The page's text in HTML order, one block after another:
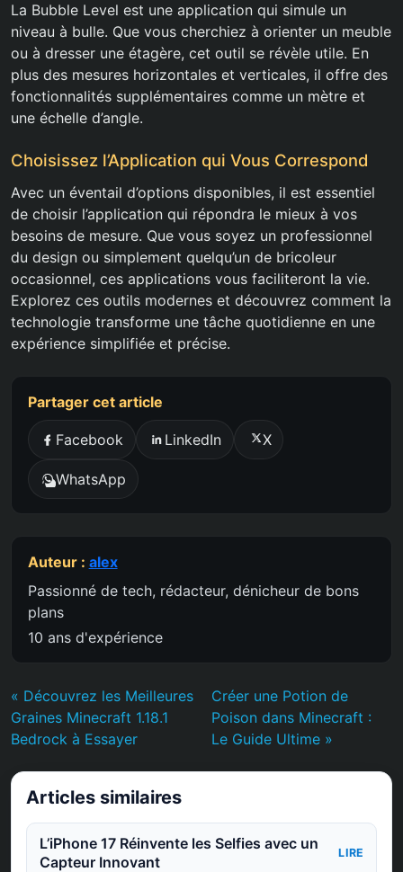
La Bubble Level est une application qui simule un
niveau à bulle. Que vous cherchiez à orienter un meuble
ou à dresser une étagère, cet outil se révèle utile. En
plus des mesures horizontales et verticales, il offre des
fonctionnalités supplémentaires comme un mètre et
une échelle d’angle.
Choisissez l’Application qui Vous Correspond
Avec un éventail d’options disponibles, il est essentiel
de choisir l’application qui répondra le mieux à vos
besoins de mesure. Que vous soyez un professionnel
du design ou simplement quelqu’un de bricoleur
occasionnel, ces applications vous faciliteront la vie.
Explorez ces outils modernes et découvrez comment la
technologie transforme une tâche quotidienne en une
expérience simplifiée et précise.
Partager cet article
Facebook LinkedIn X
WhatsApp
Auteur : alex
Passionné de tech, rédacteur, dénicheur de bons
plans
10 ans d'expérience
« Découvrez les Meilleures
Graines Minecraft 1.18.1
Bedrock à Essayer
Créer une Potion de
Poison dans Minecraft :
Le Guide Ultime »
Articles similaires
L’iPhone 17 Réinvente les Selfies avec un
Capteur Innovant
LIRE